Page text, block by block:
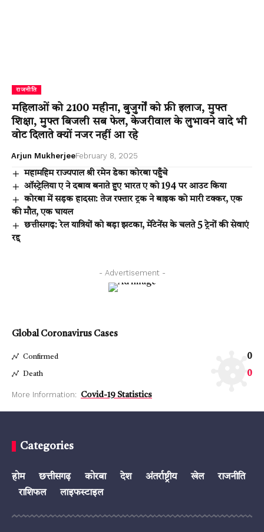
राजनीति
महिलाओं को 2100 महीना, बुजुर्गों को फ्री इलाज, मुफ्त
शिक्षा, मुफ्त बिजली सब फेल, केजरीवाल के लुभावने वादे भी
वोट दिलाते क्यों नजर नहीं आ रहे
Arjun MukherjeeFebruary 8, 2025
महामहिम राज्यपाल श्री रमेन डेका कोरबा पहुँचे
ऑस्ट्रेलिया ए ने दबाव बनाते हुए भारत ए को 194 पर आउट किया
कोरबा में सड़क हादसा: तेज रफ्तार ट्रक ने बाइक को मारी टक्कर, एक
की मौत, एक घायल
छत्तीसगढ़: रेल यात्रियों को बड़ा झटका, मेंटेनेंस के चलते 5 ट्रेनों की सेवाएं
रद्द
- Advertisement -
Global Coronavirus Cases
Confirmed 0
Death 0
More Information: Covid-19 Statistics
Categories
होम छत्तीसगढ़ कोरबा देश अंतर्राष्ट्रीय खेल
राजनीति
राशिफल
लाइफस्टाइल